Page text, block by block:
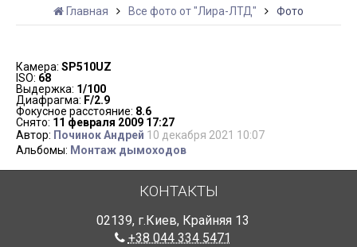
Главная Все фото от "Лира-ЛТД" Фото
Камера: SP510UZ
ISO: 68
Выдержка: 1/100
Диафрагма: F/2.9
Фокусное расстояние: 8.6
Снято: 11 февраля 2009 17:27
Автор: Починок Андрей 10 декабря 2021 10:07
Альбомы: Монтаж дымоходов
КОНТАКТЫ
02139, г.Киев, Крайняя 13
+38 044 334 5471